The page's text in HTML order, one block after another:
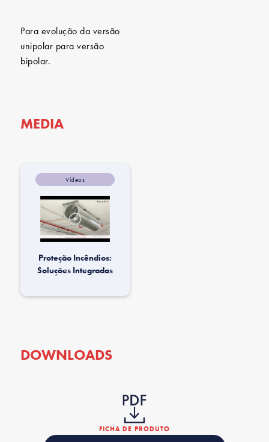
Para evolução da versão
unipolar para versão
bipolar.
MEDIA
Vídeos
Proteção Incêndios:
Soluções Integradas
DOWNLOADS
FICHA DE PRODUTO